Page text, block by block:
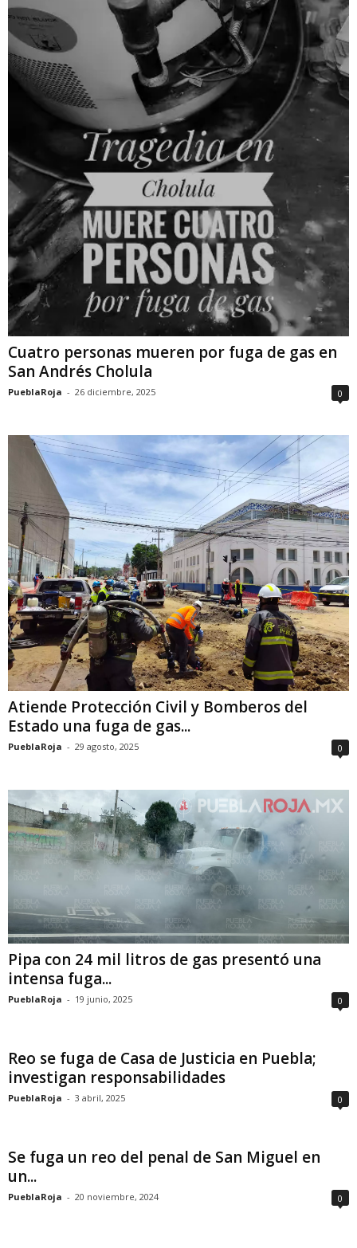
Cuatro personas mueren por fuga de gas en
San Andrés Cholula
PueblaRoja - 26 diciembre, 2025 0
Atiende Protección Civil y Bomberos del
Estado una fuga de gas...
PueblaRoja - 29 agosto, 2025 0
Pipa con 24 mil litros de gas presentó una
intensa fuga...
PueblaRoja - 19 junio, 2025 0
Reo se fuga de Casa de Justicia en Puebla;
investigan responsabilidades
PueblaRoja - 3 abril, 2025 0
Se fuga un reo del penal de San Miguel en
un...
PueblaRoja - 20 noviembre, 2024 0